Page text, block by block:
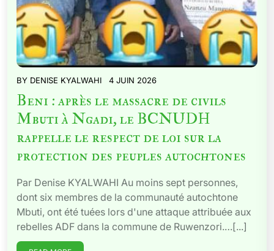
BY DENISE KYALWAHI 4 JUIN 2026
Beni : après le massacre de civils
Mbuti à Ngadi, le BCNUDH
rappelle le respect de loi sur la
protection des peuples autochtones
Par Denise KYALWAHI Au moins sept personnes,
dont six membres de la communauté autochtone
Mbuti, ont été tuées lors d'une attaque attribuée aux
rebelles ADF dans la commune de Ruwenzori.…[...]